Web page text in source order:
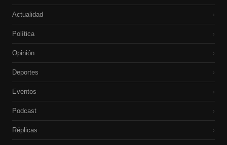
Actualidad ›
Política ›
Opinión ›
Deportes ›
Eventos ›
Podcast ›
Réplicas ›